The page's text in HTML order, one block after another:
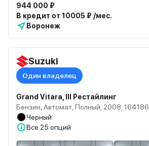
944 000 ₽
В кредит от 10005 ₽ /мес.
Воронеж
Suzuki
Один владелец
Grand Vitara, III Рестайлинг
Бензин, Автомат, Полный, 2008, 164186
Черный
Все 25 опций